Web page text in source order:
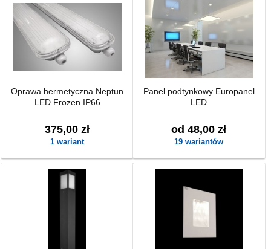
Oprawa hermetyczna Neptun
LED Frozen IP66
375,00 zł
1 wariant
Panel podtynkowy Europanel
LED
od 48,00 zł
19 wariantów